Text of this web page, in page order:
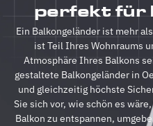
perfekt für
Ein Balkongeländer ist mehr
ist Teil Ihres Wohnraums
Atmosphäre Ihres Balkons
gestaltete Balkongeländer in
und gleichzeitig höchste
Sie sich vor, wie schön es
Balkon zu entspannen,